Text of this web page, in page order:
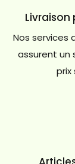
Livraison
Nos services
assurent un
prix